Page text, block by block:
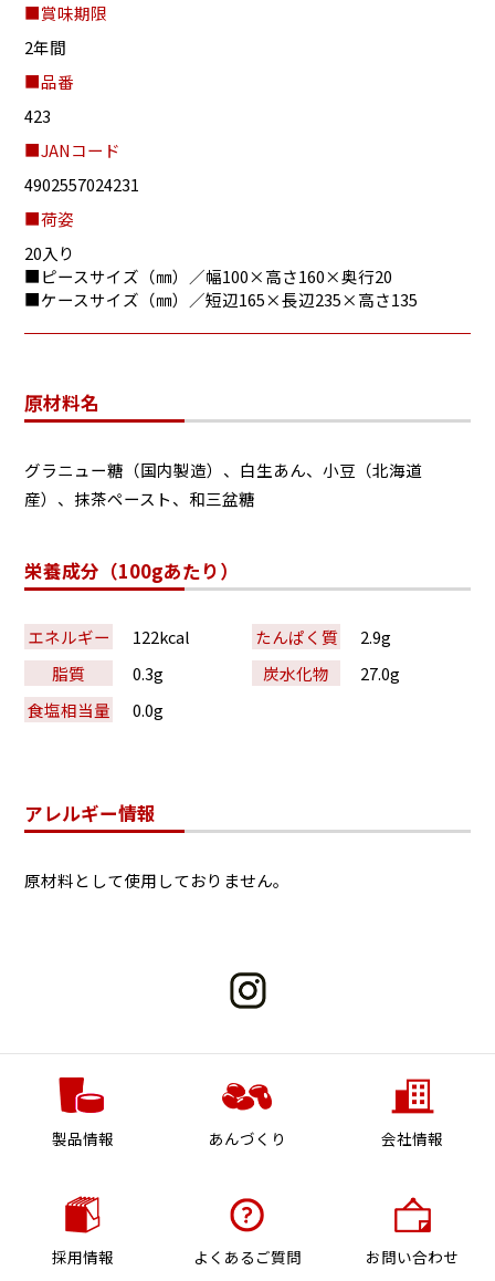
■賞味期限
2年間
■品番
423
■JANコード
4902557024231
■荷姿
20入り
■ピースサイズ（㎜）／幅100×高さ160×奥行20
■ケースサイズ（㎜）／短辺165×長辺235×高さ135
原材料名
グラニュー糖（国内製造）、白生あん、小豆（北海道
産）、抹茶ペースト、和三盆糖
栄養成分（100gあたり）
エネルギー 122kcal たんぱく質
2.9g
脂質
0.3g 炭水化物
27.0g
食塩相当量
0.0g
アレルギー情報
原材料として使用しておりません。
製品情報 あんづくり 会社情報
採用情報 よくあるご質問 お問い合わせ